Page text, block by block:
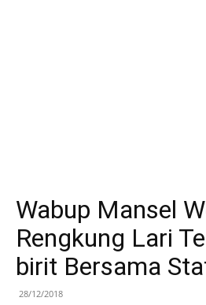
Wabup Mansel
Rengkung Lari
birit Bersama
28/12/2018